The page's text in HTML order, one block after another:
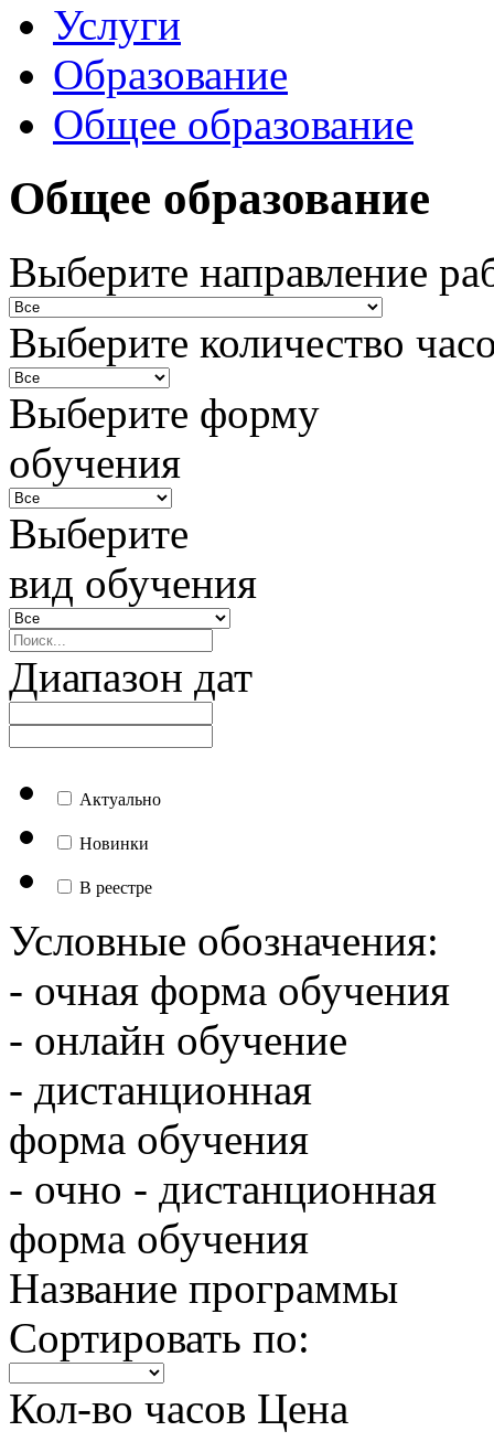
Услуги
Образование
Общее образование
Общее образование
Выберите направление
Выберите количество
Выберите форму
обучения
Выберите
вид обучения
Диапазон дат
Актуально
Новинки
В реестре
Условные обозначения:
- очная форма обучения
- онлайн обучение
- дистанционная
форма обучения
- очно - дистанционная
форма обучения
Название программы
Сортировать по:
Кол-во часов Цена